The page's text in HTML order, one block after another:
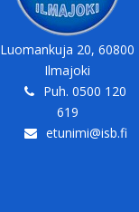
Luomankuja 20, 60800
Ilmajoki
Puh. 0500 120
619
etunimi@isb.fi